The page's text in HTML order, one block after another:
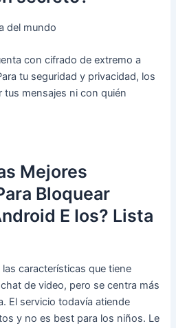
del mundo
con cifrado de extremo a
tu seguridad y privacidad, los
tus mensajes ni con quién
Mejores
Bloquear
E Ios? Lista
características que tiene
de video, pero se centra más
El servicio todavía atiende
y no es best para los niños. Le